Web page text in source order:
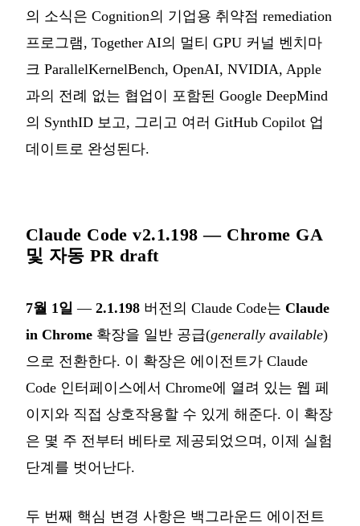
의 소식은 Cognition의 기업용 취약점 remediation
프로그램, Together AI의 멀티 GPU 커널 벤치마
크 ParallelKernelBench, OpenAI, NVIDIA, Apple
과의 전례 없는 협업이 포함된 Google DeepMind
의 SynthID 보고, 그리고 여러 GitHub Copilot 업
데이트로 완성된다.
Claude Code v2.1.198 — Chrome GA
및 자동 PR draft
7월 1일 — 2.1.198 버전의 Claude Code는 Claude
in Chrome 확장을 일반 공급(generally available)
으로 전환한다. 이 확장은 에이전트가 Claude
Code 인터페이스에서 Chrome에 열려 있는 웹 페
이지와 직접 상호작용할 수 있게 해준다. 이 확장
은 몇 주 전부터 베타로 제공되었으며, 이제 실험
단계를 벗어난다.
두 번째 핵심 변경 사항은 백그라운드 에이전트